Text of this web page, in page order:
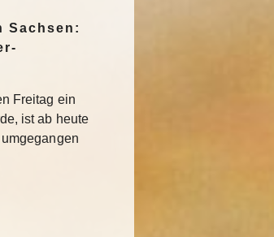
Sachsen:
Freitag ein
ist ab heute